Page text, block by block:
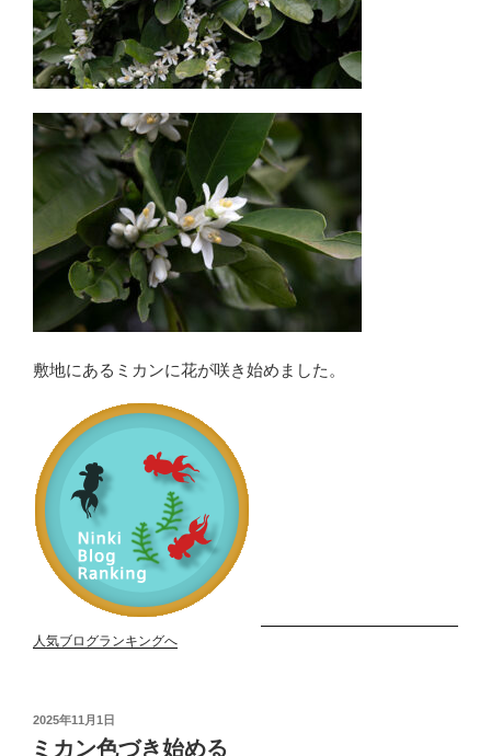
敷地にあるミカンに花が咲き始めました。
人気ブログランキングへ
投
稿
2025年11月1日
ミカン色づき始める